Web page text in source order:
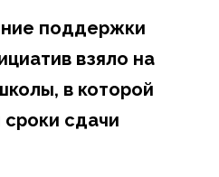
поддержки
взяло на
в которой
сдачи